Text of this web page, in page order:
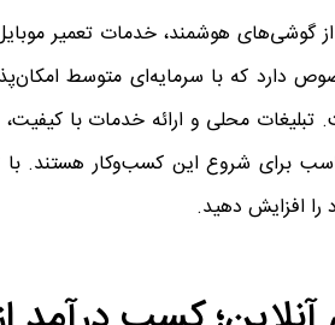
از گوشی‌های هوشمند، خدمات تعمیر
دارد که با سرمایه‌ای متوسط
تبلیغات محلی و ارائه خدمات با
برای شروع این کسب‌وکار هستند.
را افزایش دهید.